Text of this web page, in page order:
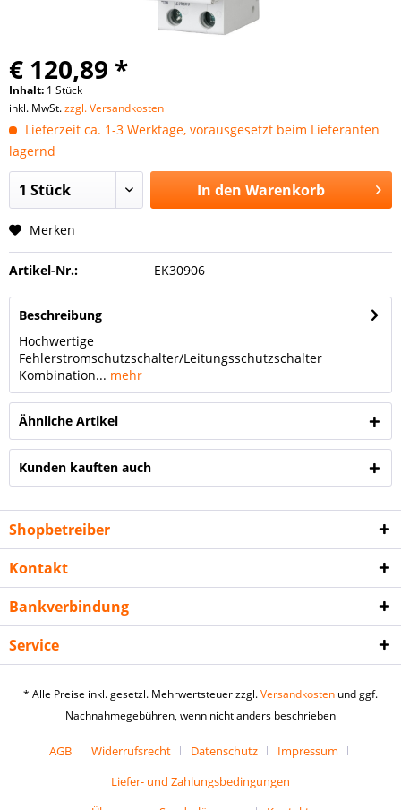
€ 120,89 *
Inhalt: 1 Stück
inkl. MwSt.zzgl. Versandkosten
Lieferzeit ca. 1-3 Werktage, vorausgesetzt beim Lieferanten
lagernd
In den Warenkorb
Merken
Artikel-Nr.: EK30906
Beschreibung
Hochwertige
Fehlerstromschutzschalter/Leitungsschutzschalter
Kombination... mehr
Ähnliche Artikel
Kunden kauften auch
Shopbetreiber
Kontakt
Bankverbindung
Service
* Alle Preise inkl. gesetzl. Mehrwertsteuer zzgl.Versandkosten und ggf.
Nachnahmegebühren, wenn nicht anders beschrieben
AGB Widerrufsrecht Datenschutz
Impressum
Liefer- und Zahlungsbedingungen